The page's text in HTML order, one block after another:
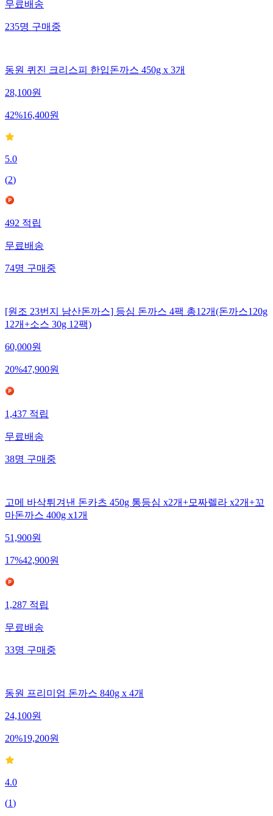
무료배송
235명구매중
동원 퀴진 크리스피 한입돈까스 450g x 3개
28,100원
42%16,400원
5.0
(2)
492적립
무료배송
74명구매중
[원조 23번지 남산돈까스] 등심 돈까스 4팩 총12개(돈까스120g
12개+소스 30g 12팩)
60,000원
20%47,900원
1,437적립
무료배송
38명구매중
고메 바삭튀겨낸 돈카츠 450g 통등심 x2개+모짜렐라 x2개+꼬
마돈까스 400g x1개
51,900원
17%42,900원
1,287적립
무료배송
33명구매중
동원 프리미엄 돈까스 840g x 4개
24,100원
20%19,200원
4.0
(1)